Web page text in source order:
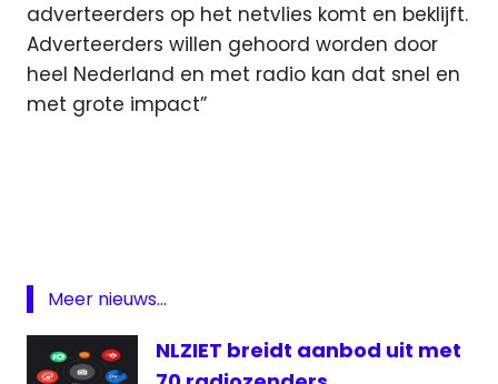
adverteerders op het netvlies komt en beklijft.
Adverteerders willen gehoord worden door
heel Nederland en met radio kan dat snel en
met grote impact”
Radio
radionieuws
radiozenders
Meer nieuws...
NLZIET breidt aanbod uit met